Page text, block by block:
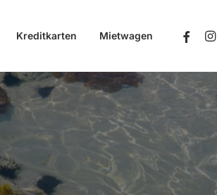
Kreditkarten Mietwagen